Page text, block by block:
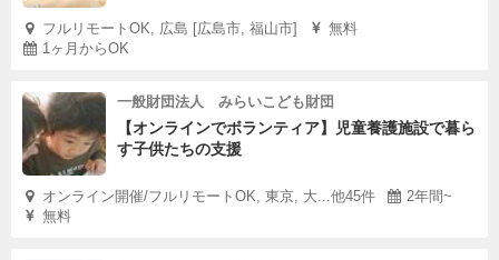
フルリモートOK, 広島 [広島市, 福山市]
無料
1ヶ月からOK
一般財団法人 みらいこども財団
【オンラインでボランティア】児童養護施設で暮ら
す子供たちの支援
オンライン開催/フルリモートOK, 東京, 大...他45件
2年間~
無料